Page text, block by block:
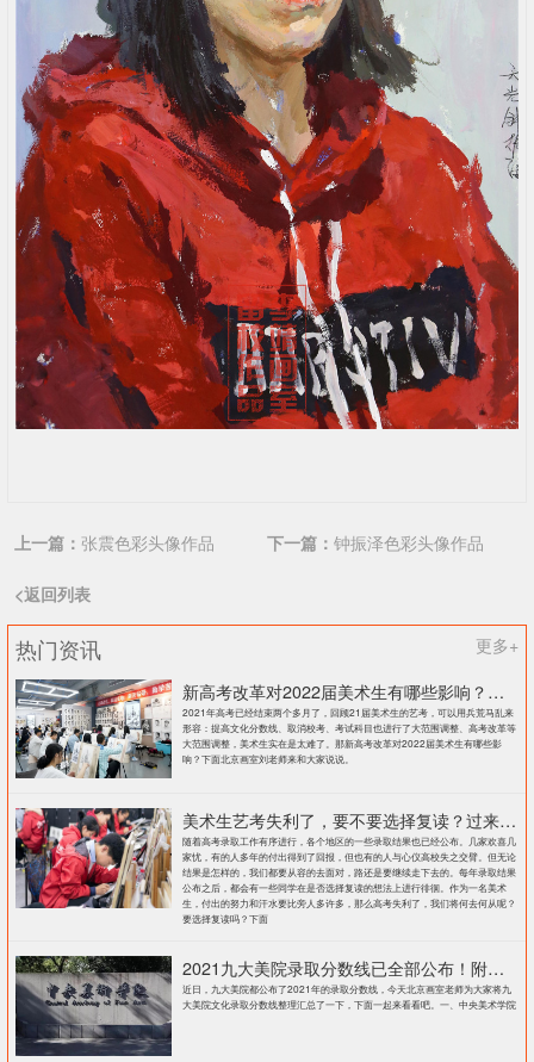
上一篇： 张震色彩头像作品 下一篇： 钟振泽色彩头像作品
<返回列表
热门资讯
更多+
新高考改革对2022届美术生有哪些影响？北京画室刘老师来和大家说说
2021年高考已经结束两个多月了，回顾21届美术生的艺考，可以用兵荒马乱来
形容：提高文化分数线、取消校考、考试科目也进行了大范围调整、高考改革等
大范围调整，美术生实在是太难了。那新高考改革对2022届美术生有哪些影
响？下面北京画室刘老师来和大家说说。
美术生艺考失利了，要不要选择复读？过来人提出这几点建议
随着高考录取工作有序进行，各个地区的一些录取结果也已经公布。几家欢喜几
家忧，有的人多年的付出得到了回报，但也有的人与心仪高校失之交臂。但无论
结果是怎样的，我们都要从容的去面对，路还是要继续走下去的。每年录取结果
公布之后，都会有一些同学在是否选择复读的想法上进行徘徊。作为一名美术
生，付出的努力和汗水要比旁人多许多，那么高考失利了，我们将何去何从呢？
要选择复读吗？下面
2021九大美院录取分数线已全部公布！附各大院校录取分数线汇总！
近日，九大美院都公布了2021年的录取分数线，今天北京画室老师为大家将九
大美院文化录取分数线整理汇总了一下，下面一起来看看吧。一、中央美术学院